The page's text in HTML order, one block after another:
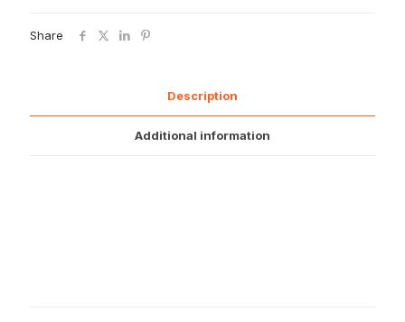
Share
Description
Additional information